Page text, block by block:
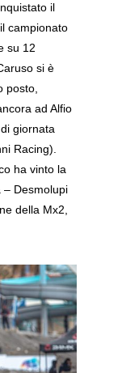
il
campionato
su 12
si è
posto,
ad Alfio
giornata
Racing).
ha vinto la
– Desmolupi
della Mx2,